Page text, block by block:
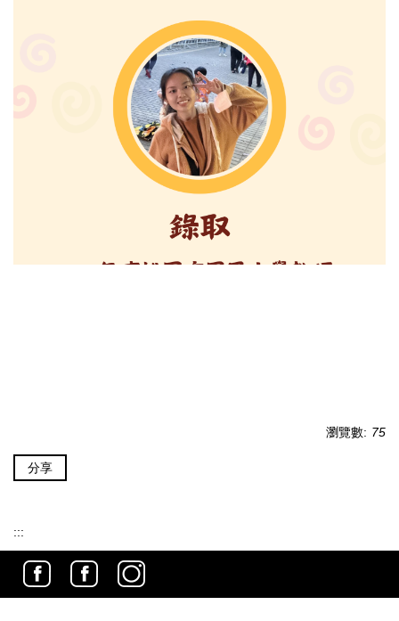
瀏覽數: 75
分享
:::